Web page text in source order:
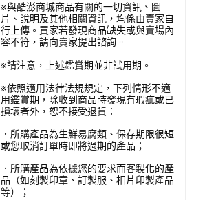
※與酷澎商城商品有關的一切資訊、圖
片、說明及其他相關資訊，均係由賣家自
行上傳。買家若發現商品缺失或與賣場內
容不符，請向賣家提出諮詢。
※請注意，上述鑑賞期並非試用期。
※依照適用法律法規規定，下列情形不適
用鑑賞期，除收到商品時發現有瑕疵或已
損壞者外，恕不接受退貨：
．所購產品為生鮮易腐類、保存期限很短
或您取消訂單時即將過期的產品；
．所購產品為依據您的要求而客製化的產
品（如刻製印章、訂製服、相片印製產品
等）；